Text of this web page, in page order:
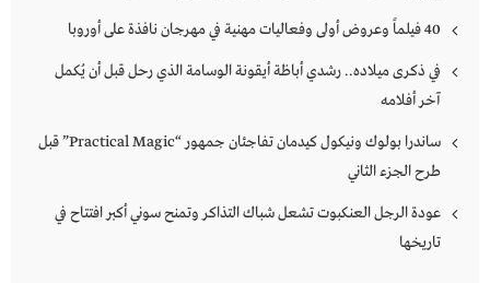
40 فيلماً وعروض أولى وفعاليات مهنية في مهرجان نافذة على أوروبا
في ذكرى ميلاده.. رشدي أباظة أيقونة الوسامة الذي رحل قبل أن يُكمل
آخر أفلامه
ساندرا بولوك ونيكول كيدمان تفاجئان جمهور “Practical Magic” قبل
طرح الجزء الثاني
عودة الرجل العنكبوت تشعل شباك التذاكر وتمنح سوني أكبر افتتاح في
تاريخها